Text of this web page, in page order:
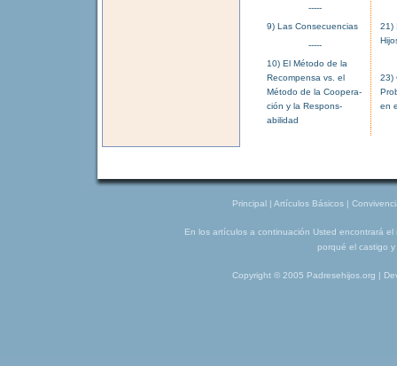
-----
9) Las Consecuencias
-----
10) El Método de la
Recompensa vs. el
Método de la Coopera-
ción y la Respons-
abilidad
21)
23)
en
Principal | Artículos Básicos |
En los artículos a continuación Usted encontrará
porqué el castigo
Copyright © 2005 Padresehijos.org |